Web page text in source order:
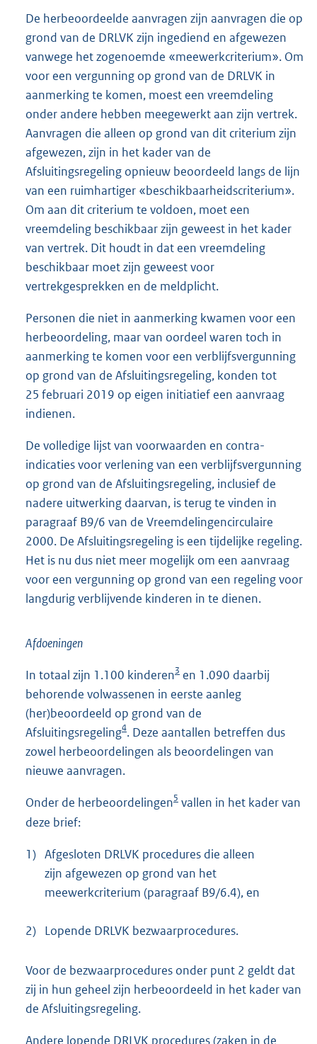
De herbeoordeelde aanvragen zijn aanvragen die op
grond van de DRLVK zijn ingediend en afgewezen
vanwege het zogenoemde «meewerkcriterium». Om
voor een vergunning op grond van de DRLVK in
aanmerking te komen, moest een vreemdeling
onder andere hebben meegewerkt aan zijn vertrek.
Aanvragen die alleen op grond van dit criterium zijn
afgewezen, zijn in het kader van de
Afsluitingsregeling opnieuw beoordeeld langs de lijn
van een ruimhartiger «beschikbaarheidscriterium».
Om aan dit criterium te voldoen, moet een
vreemdeling beschikbaar zijn geweest in het kader
van vertrek. Dit houdt in dat een vreemdeling
beschikbaar moet zijn geweest voor
vertrekgesprekken en de meldplicht.
Personen die niet in aanmerking kwamen voor een
herbeoordeling, maar van oordeel waren toch in
aanmerking te komen voor een verblijfsvergunning
op grond van de Afsluitingsregeling, konden tot
25 februari 2019 op eigen initiatief een aanvraag
indienen.
De volledige lijst van voorwaarden en contra-
indicaties voor verlening van een verblijfsvergunning
op grond van de Afsluitingsregeling, inclusief de
nadere uitwerking daarvan, is terug te vinden in
paragraaf B9/6 van de Vreemdelingencirculaire
2000. De Afsluitingsregeling is een tijdelijke regeling.
Het is nu dus niet meer mogelijk om een aanvraag
voor een vergunning op grond van een regeling voor
langdurig verblijvende kinderen in te dienen.
Afdoeningen
In totaal zijn 1.100 kinderen3 en 1.090 daarbij
behorende volwassenen in eerste aanleg
(her)beoordeeld op grond van de
Afsluitingsregeling4. Deze aantallen betreffen dus
zowel herbeoordelingen als beoordelingen van
nieuwe aanvragen.
Onder de herbeoordelingen5 vallen in het kader van
deze brief:
1) Afgesloten DRLVK procedures die alleen
zijn afgewezen op grond van het
meewerkcriterium (paragraaf B9/6.4), en
2) Lopende DRLVK bezwaarprocedures.
Voor de bezwaarprocedures onder punt 2 geldt dat
zij in hun geheel zijn herbeoordeeld in het kader van
de Afsluitingsregeling.
Andere lopende DRLVK procedures (zaken in de